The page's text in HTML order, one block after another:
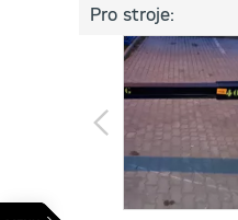
Pro stroje: